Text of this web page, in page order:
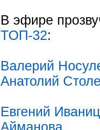
В эфире
ТОП-32:
Валерий
Анатолий
Евгений
Айманова